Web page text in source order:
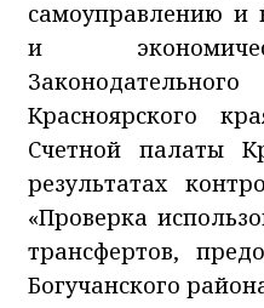
самоуправлению и
и
Красноярского
Счетной палаты
результатах
«Проверка
трансфертов,
Богучанского